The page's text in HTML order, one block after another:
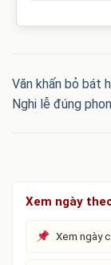
Văn khấn bỏ bát
Nghi lễ đúng
Xem ngày
Xem ngày